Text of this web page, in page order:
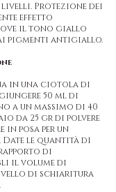
Protezione dei
effetto
il tono giallo
pigmenti antigiallo.
in una ciotola di
50 ml di
a un massimo di 40
da 25 gr di polvere
in posa per un
Date le quantità di
di
il volume di
di schiaritura